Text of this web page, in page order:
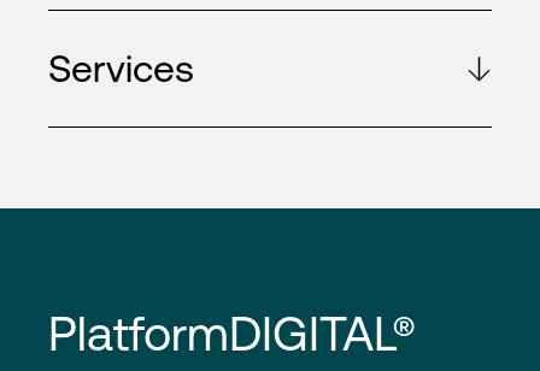
Services
PlatformDIGITAL®